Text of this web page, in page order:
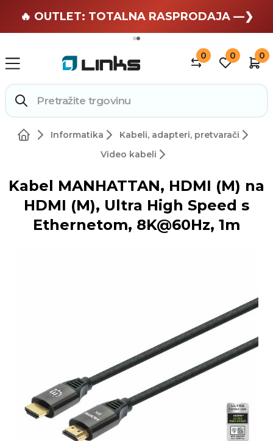
🏄 Zaslužuješ odmor —❯
🔥 OUTLET: TOTALNA RASPRODAJA —❯
0 0 0
Informatika
Kabeli, adapteri, pretvarači
Video kabeli
Kabel MANHATTAN, HDMI (M) na
HDMI (M), Ultra High Speed s
Ethernetom, 8K@60Hz, 1m